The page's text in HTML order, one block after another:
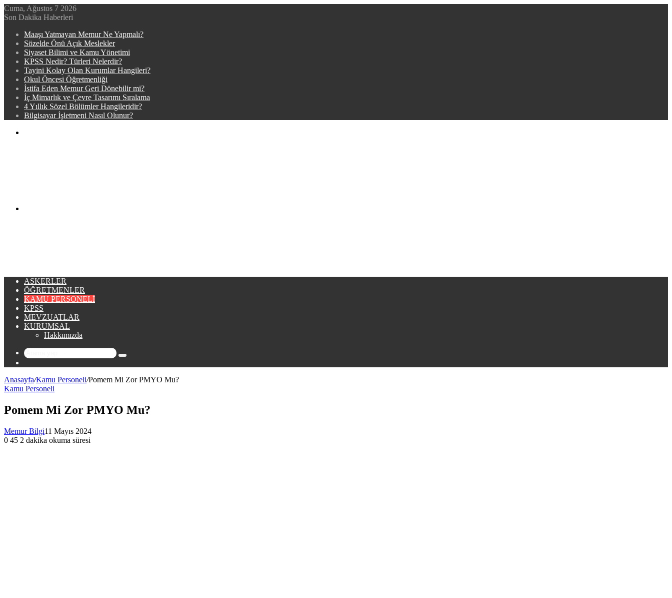
Cuma, Ağustos 7 2026
Son Dakika Haberleri
Maaşı Yatmayan Memur Ne Yapmalı?
Sözelde Önü Açık Meslekler
Siyaset Bilimi ve Kamu Yönetimi
KPSS Nedir? Türleri Nelerdir?
Tayini Kolay Olan Kurumlar Hangileri?
Okul Öncesi Öğretmenliği
İstifa Eden Memur Geri Dönebilir mi?
İç Mimarlık ve Çevre Tasarımı Sıralama
4 Yıllık Sözel Bölümler Hangileridir?
Bilgisayar İşletmeni Nasıl Olunur?
ASKERLER
ÖĞRETMENLER
KAMU PERSONELI
KPSS
MEVZUATLAR
KURUMSAL
Hakkımızda
Arama
yap
Anasayfa/Kamu Personeli/Pomem Mi Zor PMYO Mu?
Kamu Personeli
Pomem Mi Zor PMYO Mu?
Memur Bilgi11 Mayıs 2024
0 45 2 dakika okuma süresi